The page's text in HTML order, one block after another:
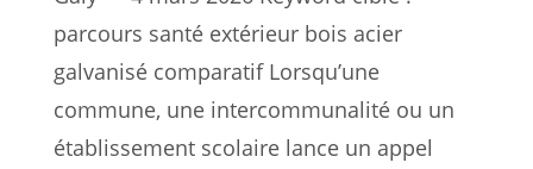
parcours santé extérieur bois acier
galvanisé comparatif Lorsqu’une
commune, une intercommunalité ou un
établissement scolaire lance un appel